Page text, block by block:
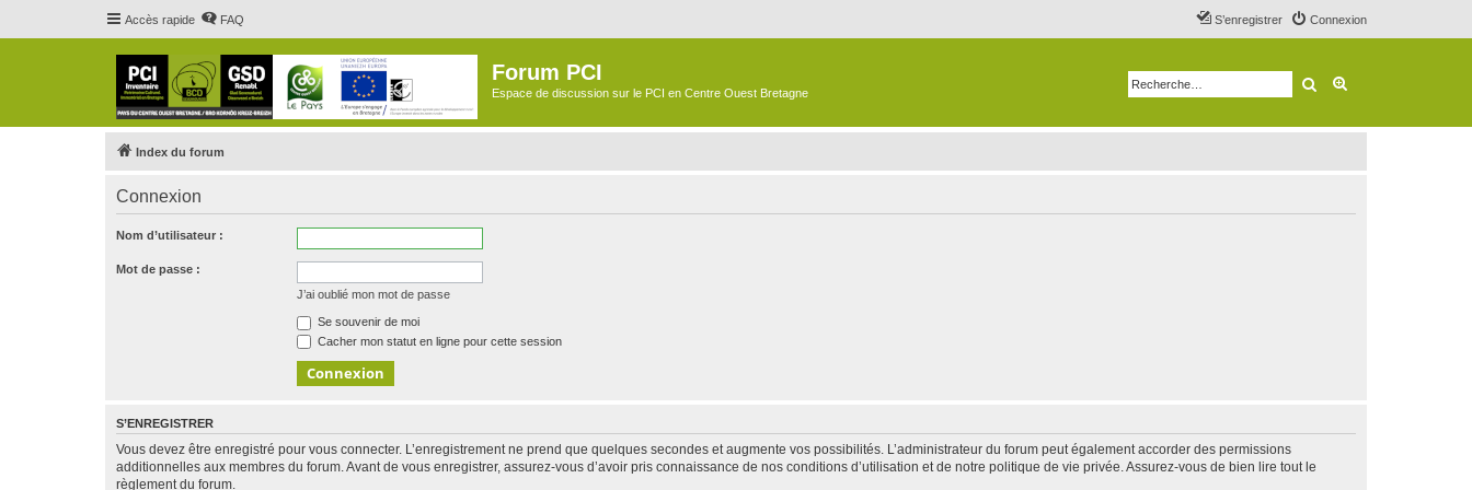
Accès rapide FAQ Connexion
S’enregistrer
Forum PCI
Espace de discussion sur le PCI en Centre Ouest Bretagne Rechercher
Index du forum
Connexion
Nom d’utilisateur :
Mot de passe :
J’ai oublié mon mot de passe
Se souvenir de moi
Cacher mon statut en ligne pour cette session
S’ENREGISTRER
Vous devez être enregistré pour vous connecter. L’enregistrement ne prend que quelques secondes et augmente vos possibilités. L’administrateur du forum peut également accorder des permissions
additionnelles aux membres du forum. Avant de vous enregistrer, assurez-vous d’avoir pris connaissance de nos conditions d’utilisation et de notre politique de vie privée. Assurez-vous de bien lire tout le
règlement du forum.